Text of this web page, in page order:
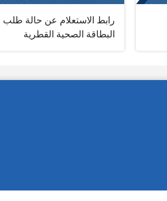
رابط الاستعلام عن حالة طلب
البطاقة الصحية القطرية